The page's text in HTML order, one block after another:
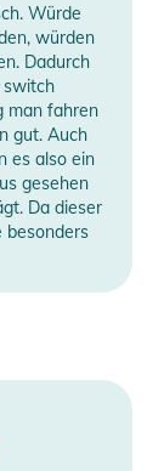
Würde
würden
Dadurch
switch
man fahren
gut. Auch
es also ein
gesehen
Da dieser
besonders